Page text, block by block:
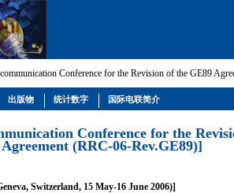
Conference for the Revision of the GE89
Conference for the
(RRC-06-Rev.GE89)]
Switzerland, 15 May-16 June 2006)]
出版物 统计数字 国际电联简介